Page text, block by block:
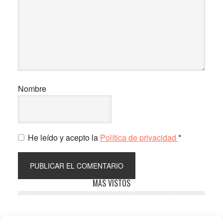
Nombre
He leído y acepto la Política de privacidad *
lateral
MÁS VISTOS